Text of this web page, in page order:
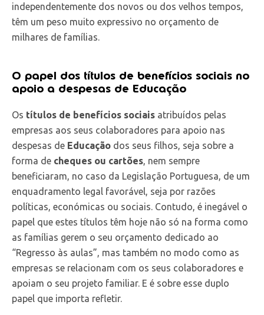
independentemente dos novos ou dos velhos tempos,
têm um peso muito expressivo no orçamento de
milhares de famílias.
O papel dos títulos de benefícios sociais no
apoio a despesas de Educação
Os títulos de benefícios sociais atribuídos pelas
empresas aos seus colaboradores para apoio nas
despesas de Educação dos seus filhos, seja sobre a
forma de cheques ou cartões , nem sempre
beneficiaram, no caso da Legislação Portuguesa, de um
enquadramento legal favorável, seja por razões
políticas, económicas ou sociais. Contudo, é inegável o
papel que estes títulos têm hoje não só na forma como
as famílias gerem o seu orçamento dedicado ao
“Regresso às aulas”, mas também no modo como as
empresas se relacionam com os seus colaboradores e
apoiam o seu projeto familiar. E é sobre esse duplo
papel que importa refletir.